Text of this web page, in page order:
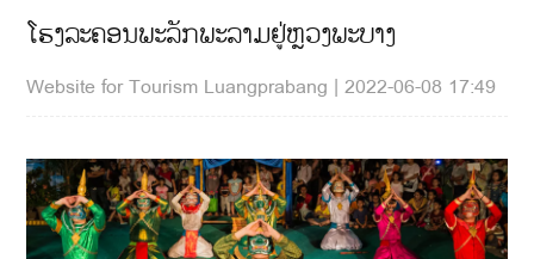
ໂຮງລະຄອນພະລັກພະລາມຢູ່ຫຼວງພະບາງ
Website for Tourism Luangprabang |2022-06-08 17:49